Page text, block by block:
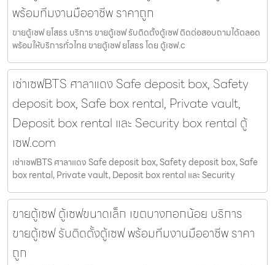
พร้อมทีมงานมืออาชีพ ราคาถูก
ขายตู้เซฟ ยโสธร บริการ ขายตู้เซฟ รับติดตั้งตู้เซฟ ติดต่อสอบถามได้ตลอด
พร้อมให้บริการทั่วไทย ขายตู้เซฟ ยโสธร โดย ตู้เซฟ.c
เช่าเซฟBTS ศาลาแดง Safe deposit box, Safety
deposit box, Safe box rental, Private vault,
Deposit box rental และ Security box rental ตู้
เซฟ.com
เช่าเซฟBTS ศาลาแดง Safe deposit box, Safety deposit box, Safe
box rental, Private vault, Deposit box rental และ Security
ขายตู้เซฟ ตู้เซฟขนาดเล็ก เขตบางกอกน้อย บริการ
ขายตู้เซฟ รับติดตั้งตู้เซฟ พร้อมทีมงานมืออาชีพ ราคา
ถูก